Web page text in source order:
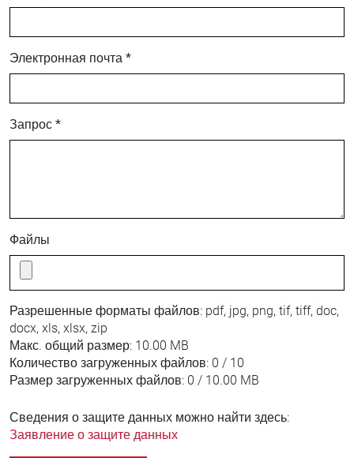
Электронная почта *
Запрос *
Файлы
Разрешенные форматы файлов: pdf, jpg, png, tif, tiff, doc,
docx, xls, xlsx, zip
Макс. общий размер: 10.00 MB
Количество загруженных файлов: 0 / 10
Размер загруженных файлов: 0 / 10.00 MB
Сведения о защите данных можно найти здесь:
Заявление о защите данных